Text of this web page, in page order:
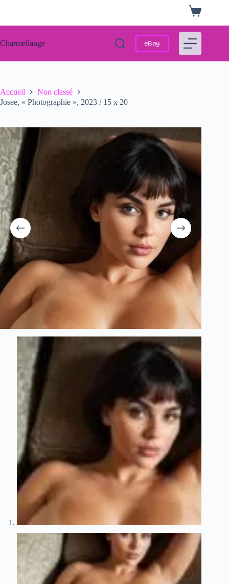
Panier
d’achat
Charmellange eBay
Accueil
Non classé
Josee, « Photographie », 2023 / 15 x 20